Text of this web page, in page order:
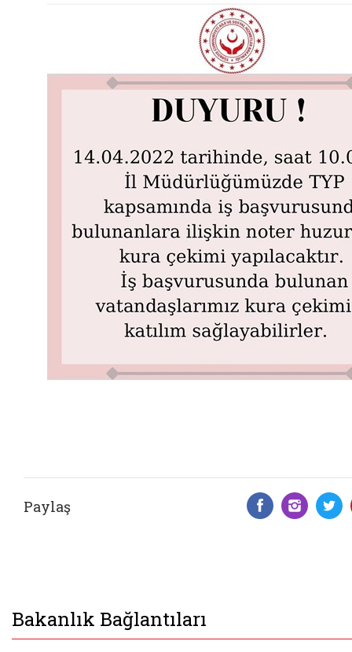
Paylaş
Bakanlık Bağlantıları